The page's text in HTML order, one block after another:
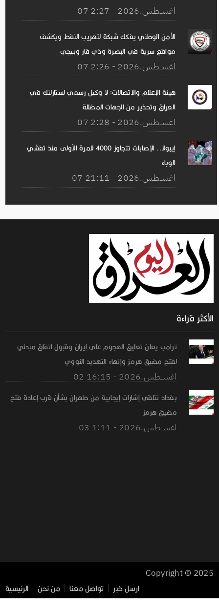
07 اغســطس.2026 - 2:27
الأمن الوطني يفكك شبكة لتهريب النفط ويكشف
مواقع سرية في البصرة وذي قار وبيجي
07 اغســطس.2026 - 2:26
هيئة الإعلام والاتصالات: لا وكيل رسمي لستارلنك في
العراق وتحذير من الجهات المضللة
07 اغســطس.2026 - 2:28
إيبولا.. الإصابات تتجاوز 4000 للمرة الأولى منذ تفشي
الوباء
07 اغســطس.2026 - 21:11
الأكثر قراءة
ترامب يعلن تعليق الهجوم على إيران وقبول اتفاق مبدئي
لفتح مضيق هرمز وإنهاء التهديد النووي
02 اغســطس.2026 - 16:15
بغداد تتلقى إشارات إيجابية من طهران بشأن قرب إعادة فتح
مضيق هرمز
03 اغســطس.2026 - 1:11
Copyright © 2025
الرئيسية من نحن تواصل معنا ارسل خبر